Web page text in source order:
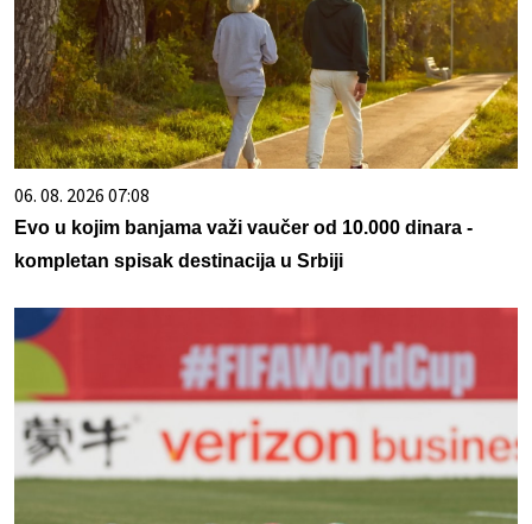
06. 08. 2026 07:08
Evo u kojim banjama važi vaučer od 10.000 dinara -
kompletan spisak destinacija u Srbiji